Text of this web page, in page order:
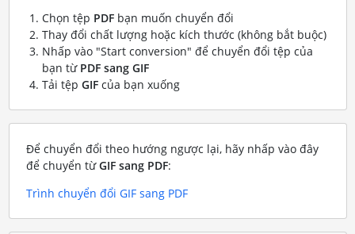
Chọn tệp PDFbạn muốn chuyển đổi
Thay đổi chất lượng hoặc kích thước (không bắt buộc)
Nhấp vào "Start conversion" để chuyển đổi tệp của
bạn từ PDF sang GIF
Tải tệp GIFcủa bạn xuống
Để chuyển đổi theo hướng ngược lại, hãy nhấp vào đây
để chuyển từGIF sang PDF:
Trình chuyển đổi GIF sang PDF